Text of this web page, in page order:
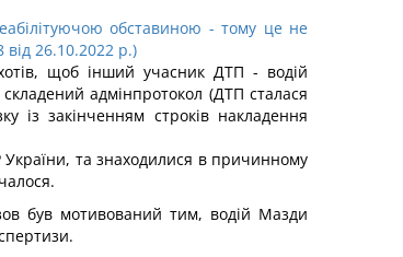
обставиною - тому це не
від 26.10.2022 р.)
щоб інший учасник ДТП - водій
адмінпротокол (ДТП сталася
із закінченням строків накладення
України, та знаходилися в причинному
був мотивований тим, водій Мазди